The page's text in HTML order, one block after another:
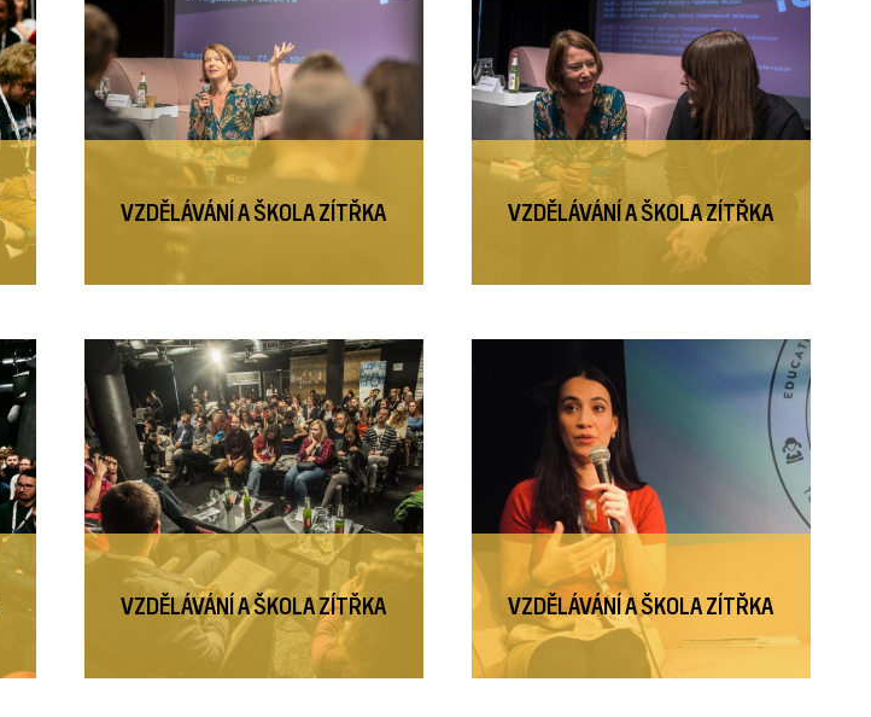
VZDĚLÁVÁNÍ A ŠKOLA ZÍTŘKA VZDĚLÁVÁNÍ A ŠKOLA ZÍTŘKA
VZDĚLÁVÁNÍ A ŠKOLA ZÍTŘKA VZDĚLÁVÁNÍ A ŠKOLA ZÍTŘKA